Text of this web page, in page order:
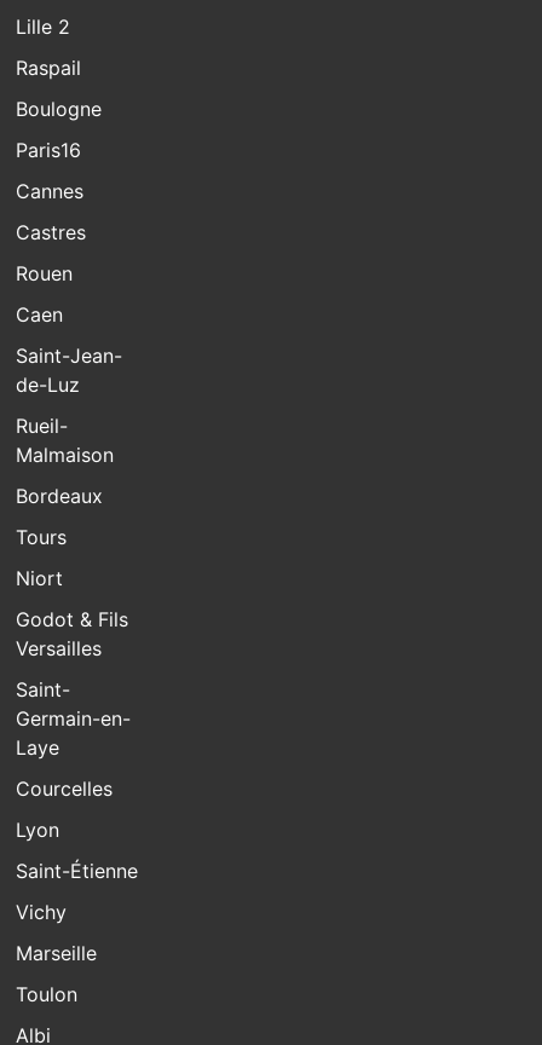
Lille 2
Raspail
Boulogne
Paris16
Cannes
Castres
Rouen
Caen
Saint-Jean-
de-Luz
Rueil-
Malmaison
Bordeaux
Tours
Niort
Godot & Fils
Versailles
Saint-
Germain-en-
Laye
Courcelles
Lyon
Saint-Étienne
Vichy
Marseille
Toulon
Albi